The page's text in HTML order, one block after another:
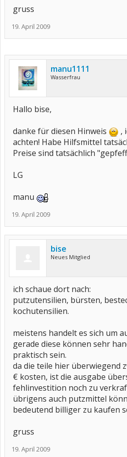
gruss
19. April 2009
manu1111
Wasserfrau
Hallo bise,
danke für diesen Hinweis
,
achten! Habe Hilfsmittel
Preise sind tatsächlich
LG
manu
19. April 2009
bise
Neues Mitglied
ich schaue dort nach:
putzutensilien, bürsten,
kochutensilien.
meistens handelt es sich um
gerade diese können sehr
praktisch sein.
da die teile hier überwiegend
€ kosten, ist die ausgabe
fehlinvestition noch zu
übrigens auch putzmittel
bedeutend billiger zu kaufen
gruss
19. April 2009